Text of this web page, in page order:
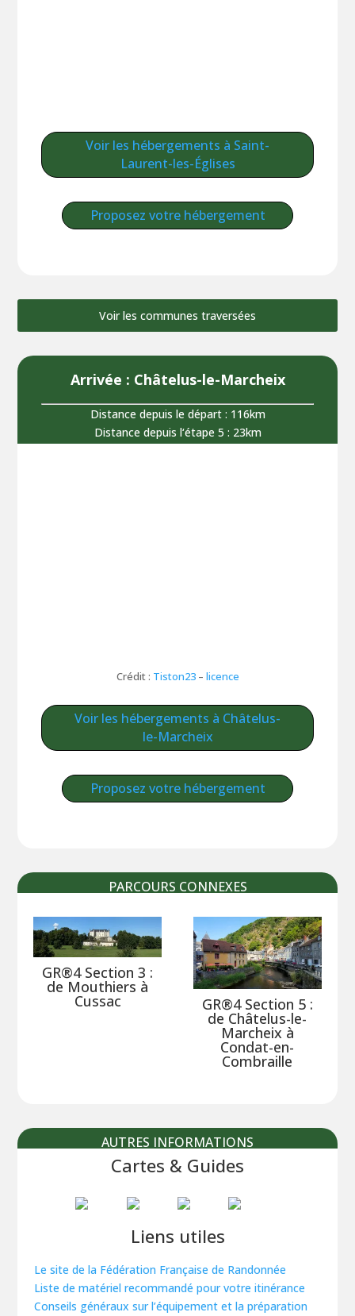
Voir les hébergements à Saint-
Laurent-les-Églises
Proposez votre hébergement
Voir les communes traversées
Arrivée : Châtelus-le-Marcheix
Distance depuis le départ : 116km
Distance depuis l‘étape 5 : 23km
Crédit : Tiston23– licence
Voir les hébergements à Châtelus-
le-Marcheix
Proposez votre hébergement
PARCOURS CONNEXES
GR®4 Section 3 :
de Mouthiers à
Cussac GR®4 Section 5 :
de Châtelus-le-
Marcheix à
Condat-en-
Combraille
AUTRES INFORMATIONS
Cartes & Guides
Liens utiles
Le site de la Fédération Française de Randonnée
Liste de matériel recommandé pour votre itinérance
Conseils généraux sur l’équipement et la préparation